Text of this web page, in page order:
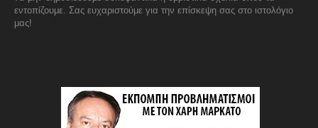
εντοπίζουμε. Σας ευχαριστούμε για την επίσκεψη σας στο ιστολόγιο
μας!